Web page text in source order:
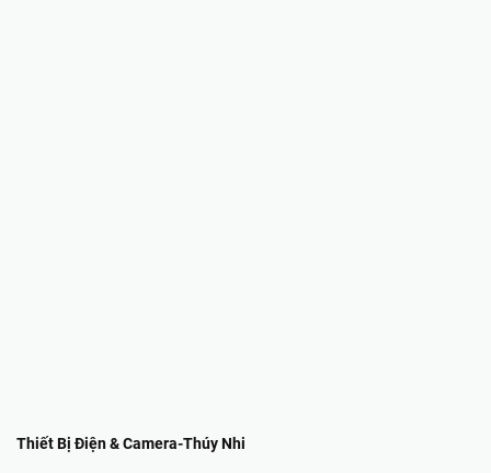
Thiết Bị Điện & Camera-Thúy Nhi